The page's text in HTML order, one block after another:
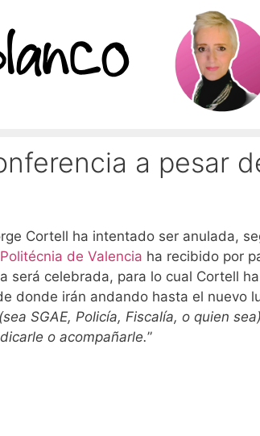
a pesar
Cortell ha intentado ser anulada,
de Valencia ha recibido por
será celebrada, para lo cual Cortell
donde irán andando hasta el nuevo
SGAE, Policía, Fiscalía, o quien
o acompañarle.”